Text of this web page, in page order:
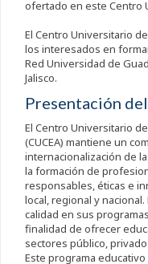
ofertado en este Centro
El Centro Universitario
los interesados en
Red Universidad de
Jalisco.
Presentación
El Centro Universitario
(CUCEA) mantiene un
internacionalización de
la formación de
responsables, éticas e
local, regional y
calidad en sus
finalidad de ofrecer
sectores público, privado
Este programa